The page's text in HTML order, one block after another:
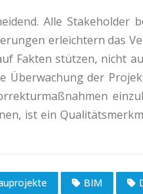
Alle Stakeholder
erleichtern das
Fakten stützen, nicht
der
ist ein
BIM